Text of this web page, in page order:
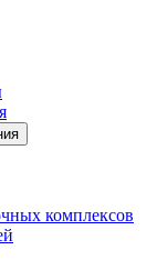
комплексов